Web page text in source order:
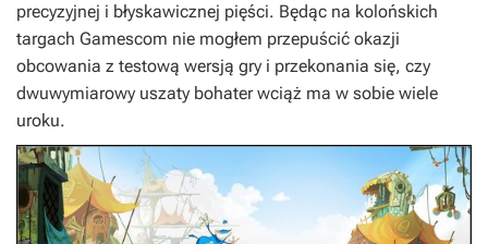
precyzyjnej i błyskawicznej pięści. Będąc na kolońskich
targach Gamescom nie mogłem przepuścić okazji
obcowania z testową wersją gry i przekonania się, czy
dwuwymiarowy uszaty bohater wciąż ma w sobie wiele
uroku.